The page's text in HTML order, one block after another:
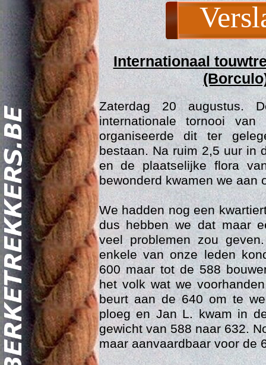
Internationaal
Zaterdag 20 augustus.
internationale tornooi
organiseerde dit ter
bestaan. Na ruim 2,5 uur in
en de plaatselijke flora
bewonderd kwamen we aan
We hadden nog een
dus hebben we dat maar
veel problemen zou
enkele van onze leden
600 maar tot de 588
het volk wat we
beurt aan de 640 om te
ploeg en Jan L. kwam in
gewicht van 588 naar 632.
maar aanvaardbaar voor de